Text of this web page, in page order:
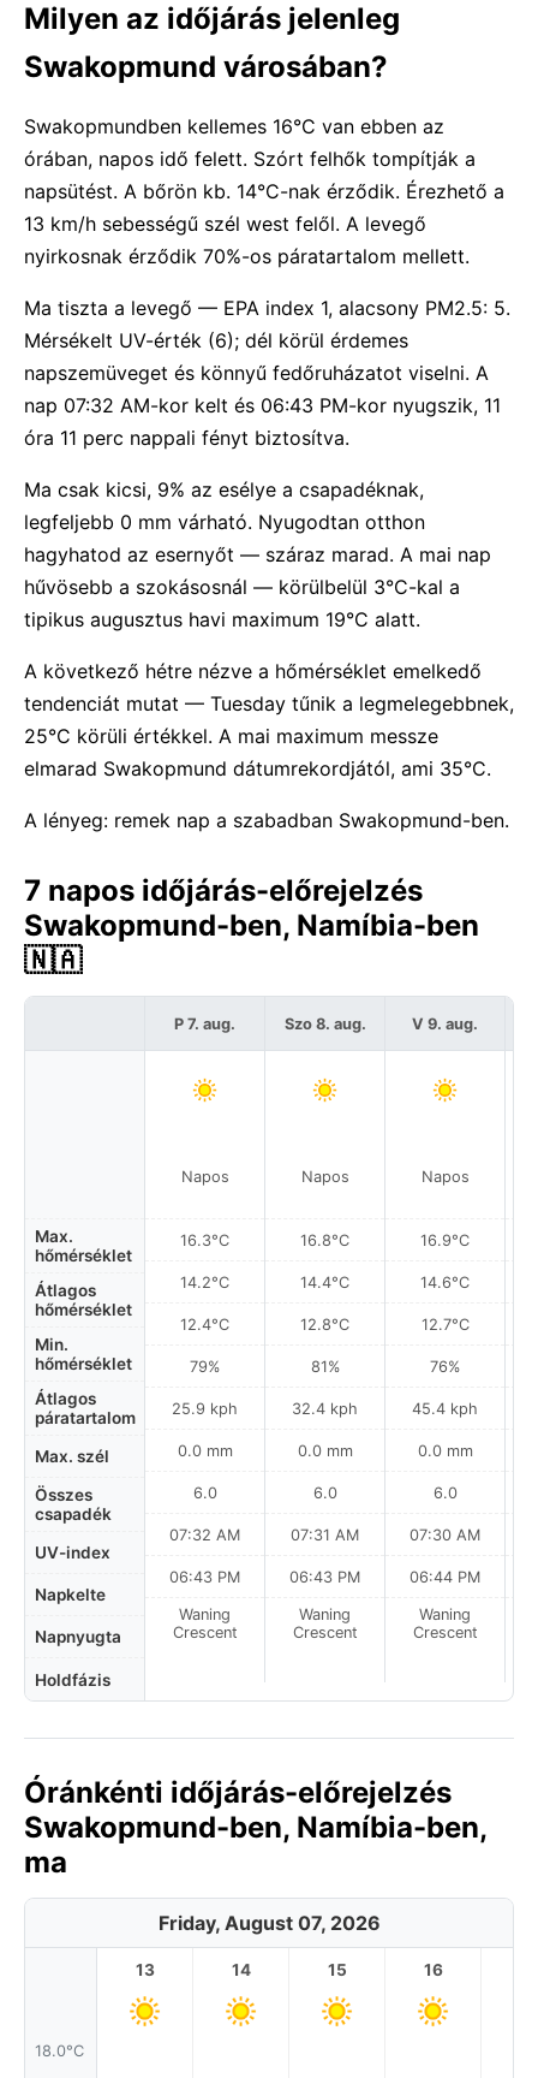
Milyen az időjárás jelenleg
Swakopmund városában?
Swakopmundben kellemes 16°C van ebben az
órában, napos idő felett. Szórt felhők tompítják a
napsütést. A bőrön kb. 14°C-nak érződik. Érezhető a
13 km/h sebességű szél west felől. A levegő
nyirkosnak érződik 70%-os páratartalom mellett.
Ma tiszta a levegő — EPA index 1, alacsony PM2.5: 5.
Mérsékelt UV-érték (6); dél körül érdemes
napszemüveget és könnyű fedőruházatot viselni. A
nap 07:32 AM-kor kelt és 06:43 PM-kor nyugszik, 11
óra 11 perc nappali fényt biztosítva.
Ma csak kicsi, 9% az esélye a csapadéknak,
legfeljebb 0 mm várható. Nyugodtan otthon
hagyhatod az esernyőt — száraz marad. A mai nap
hűvösebb a szokásosnál — körülbelül 3°C-kal a
tipikus augusztus havi maximum 19°C alatt.
A következő hétre nézve a hőmérséklet emelkedő
tendenciát mutat — Tuesday tűnik a legmelegebbnek,
25°C körüli értékkel. A mai maximum messze
elmarad Swakopmund dátumrekordjától, ami 35°C.
A lényeg: remek nap a szabadban Swakopmund-ben.
7 napos időjárás-előrejelzés
Swakopmund-ben, Namíbia-ben
🇳🇦
Max.
hőmérséklet
Átlagos
hőmérséklet
Min.
hőmérséklet
Átlagos
páratartalom
Max. szél
Összes
csapadék
UV-index
Napkelte
Napnyugta
Holdfázis
P 7. aug.
Napos
16.3°C
14.2°C
12.4°C
79%
25.9 kph
0.0 mm
6.0
07:32 AM
06:43 PM
Waning
Crescent
Szo 8. aug.
Napos
16.8°C
14.4°C
12.8°C
81%
32.4 kph
0.0 mm
6.0
07:31 AM
06:43 PM
Waning
Crescent
V 9. aug.
Napos
16.9°C
14.6°C
12.7°C
76%
45.4 kph
0.0 mm
6.0
07:30 AM
06:44 PM
Waning
Crescent
Óránkénti időjárás-előrejelzés
Swakopmund-ben, Namíbia-ben,
ma
Friday, August 07, 2026
18.0°C
13 14 15 16